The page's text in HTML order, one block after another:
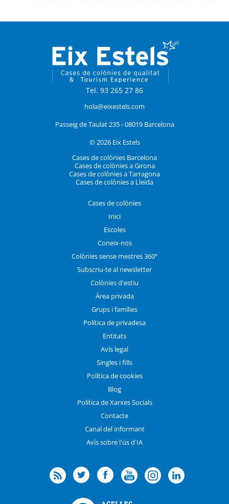
Tel. 93 265 27 86
hola@eixestels.com
Passeig de Taulat 235 - 08019 Barcelona
© 2026 Eix Estels
Cases de colònies Barcelona
Cases de colònies a Girona
Cases de colònies a Tarragona
Cases de colònies a Lleida
Cases de colònies
Inici
Escoles
Coneix-nos
Colònies sense mestres 360º
Subscriu-te al newsletter
Colònies d'estiu
Àrea privada
Grups i famílies
Política de privadesa
Entitats
Avís legal
Singles i fills
Política de cookies
Blog
Política de Xarxes Socials
Contacte
Canal del informant
Avís sobre l'ús d'IA